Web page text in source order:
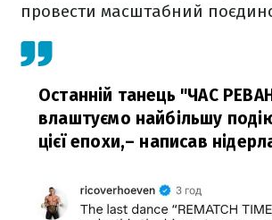
провести масштабний
Останній танець "ЧАС
влаштуємо найбільшу
цієї епохи,– написав